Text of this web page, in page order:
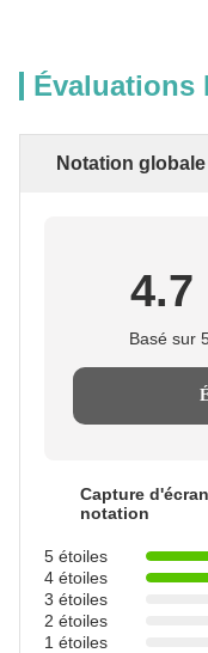
Évaluations
Notation globale
4.7
Basé sur
Capture
notation
5 étoiles
4 étoiles
3 étoiles
2 étoiles
1 étoiles